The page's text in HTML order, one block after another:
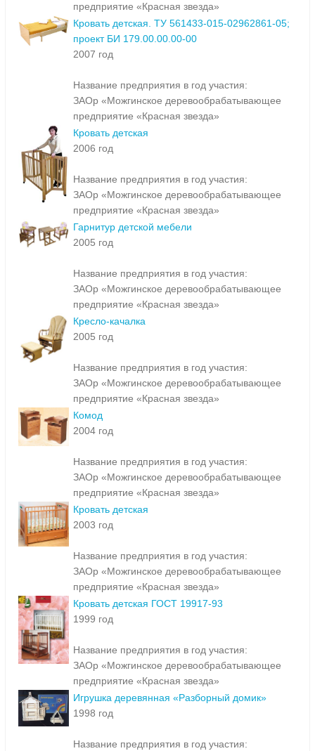
предприятие «Красная звезда»
Кровать детская. ТУ 561433-015-02962861-05;
проект БИ 179.00.00.00-00
2007 год
Название предприятия в год участия:
ЗАОр «Можгинское деревообрабатывающее
предприятие «Красная звезда»
Кровать детская
2006 год
Название предприятия в год участия:
ЗАОр «Можгинское деревообрабатывающее
предприятие «Красная звезда»
Гарнитур детской мебели
2005 год
Название предприятия в год участия:
ЗАОр «Можгинское деревообрабатывающее
предприятие «Красная звезда»
Кресло-качалка
2005 год
Название предприятия в год участия:
ЗАОр «Можгинское деревообрабатывающее
предприятие «Красная звезда»
Комод
2004 год
Название предприятия в год участия:
ЗАОр «Можгинское деревообрабатывающее
предприятие «Красная звезда»
Кровать детская
2003 год
Название предприятия в год участия:
ЗАОр «Можгинское деревообрабатывающее
предприятие «Красная звезда»
Кровать детская ГОСТ 19917-93
1999 год
Название предприятия в год участия:
ЗАОр «Можгинское деревообрабатывающее
предприятие «Красная звезда»
Игрушка деревянная «Разборный домик»
1998 год
Название предприятия в год участия: